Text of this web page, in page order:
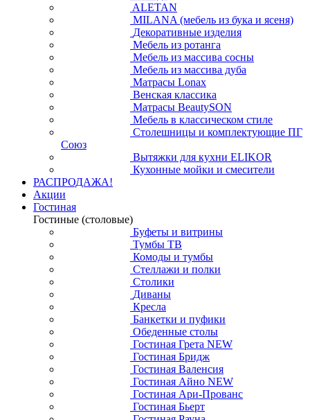
ALETAN
MILANA (мебель из бука и ясеня)
Декоративные изделия
Мебель из ротанга
Мебель из массива сосны
Мебель из массива дуба
Матрасы Lonax
Венская классика
Матрасы BeautySON
Мебель в классическом стиле
Столешницы и комплектующие ПГ
Союз
Вытяжки для кухни ELIKOR
Кухонные мойки и смесители
РАСПРОДАЖА!
Акции
Гостиная
Гостиные (столовые)
Буфеты и витрины
Тумбы ТВ
Комоды и тумбы
Стеллажи и полки
Столики
Диваны
Кресла
Банкетки и пуфики
Обеденные столы
Гостиная Грета NEW
Гостиная Бридж
Гостиная Валенсия
Гостиная Айно NEW
Гостиная Ари-Прованс
Гостиная Бьерт